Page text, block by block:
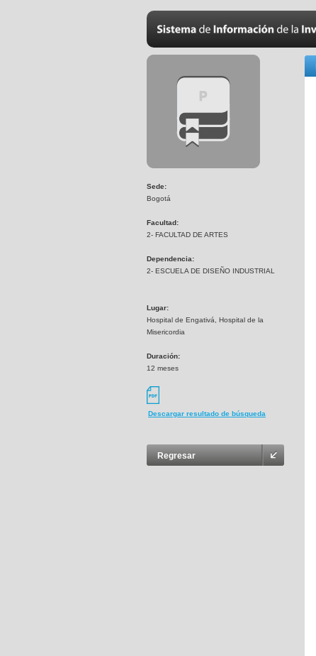
Sede:
Bogotá
Facultad:
2- FACULTAD DE ARTES
Dependencia:
2- ESCUELA DE DISEÑO INDUSTRIAL
Lugar:
Hospital de Engativá, Hospital de la
Misericordia
Duración:
12 meses
Descargar resultado de búsqueda
Regresar